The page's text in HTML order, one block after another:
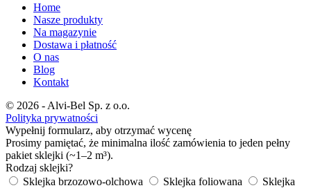
Home
Nasze produkty
Na magazynie
Dostawa i płatność
O nas
Blog
Kontakt
© 2026 - Alvi-Bel Sp. z o.o.
Polityka prywatności
Wypełnij formularz, aby otrzymać wycenę
Prosimy pamiętać, że minimalna ilość zamówienia to jeden pełny
pakiet sklejki (~1–2 m³).
Rodzaj sklejki?
Sklejka brzozowo-olchowa
Sklejka foliowana
Sklejka